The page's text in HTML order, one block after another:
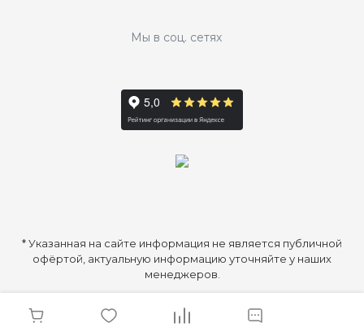
Мы в соц. сетях
* Указанная на сайте информация не является публичной
офёртой, актуальную информацию уточняйте у наших
менеджеров.
© 2026 ООО «Аптечка Косметолога», Все права защищены